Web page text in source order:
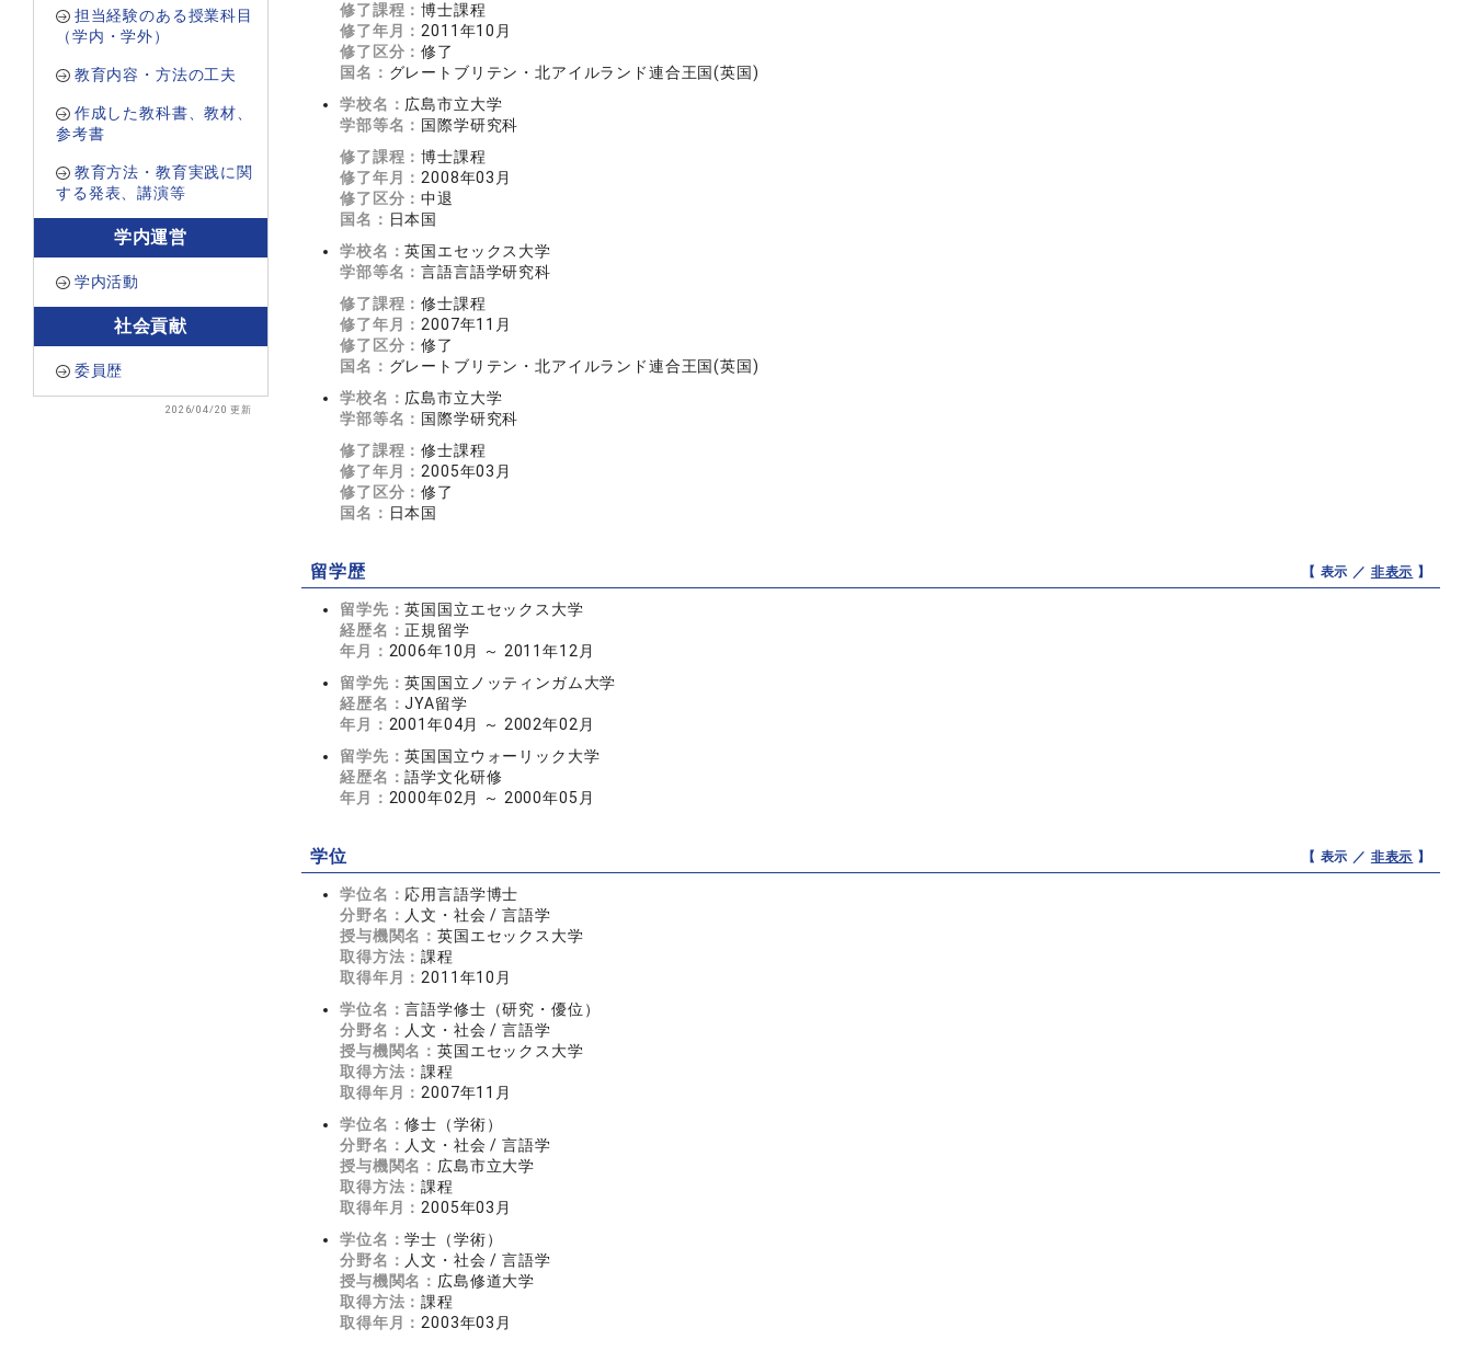
担当経験のある授業科目
（学内・学外）
教育内容・方法の工夫
作成した教科書、教材、
参考書
教育方法・教育実践に関
する発表、講演等
学内運営
学内活動
社会貢献
委員歴
2026/04/20 更新
修了課程：博士課程
修了年月： 2011年10月
修了区分：修了
国名： グレートブリテン・北アイルランド連合王国(英国)
学校名： 広島市立大学
学部等名： 国際学研究科
修了課程：博士課程
修了年月： 2008年03月
修了区分：中退
国名： 日本国
学校名：英国エセックス大学
学部等名：言語言語学研究科
修了課程：修士課程
修了年月： 2007年11月
修了区分：修了
国名： グレートブリテン・北アイルランド連合王国(英国)
学校名： 広島市立大学
学部等名： 国際学研究科
修了課程：修士課程
修了年月： 2005年03月
修了区分：修了
国名： 日本国
留学歴 【 表示 ／ 非表示 】
留学先：英国国立エセックス大学
経歴名：正規留学
年月： 2006年10月 ～ 2011年12月
留学先：英国国立ノッティンガム大学
経歴名：JYA留学
年月： 2001年04月 ～ 2002年02月
留学先：英国国立ウォーリック大学
経歴名：語学文化研修
年月： 2000年02月 ～ 2000年05月
学位 【 表示 ／ 非表示 】
学位名： 応用言語学博士
分野名： 人文・社会 / 言語学
授与機関名：英国エセックス大学
取得方法：課程
取得年月： 2011年10月
学位名：言語学修士（研究・優位）
分野名： 人文・社会 / 言語学
授与機関名：英国エセックス大学
取得方法：課程
取得年月： 2007年11月
学位名：修士（学術）
分野名： 人文・社会 / 言語学
授与機関名： 広島市立大学
取得方法：課程
取得年月： 2005年03月
学位名：学士（学術）
分野名： 人文・社会 / 言語学
授与機関名： 広島修道大学
取得方法：課程
取得年月： 2003年03月